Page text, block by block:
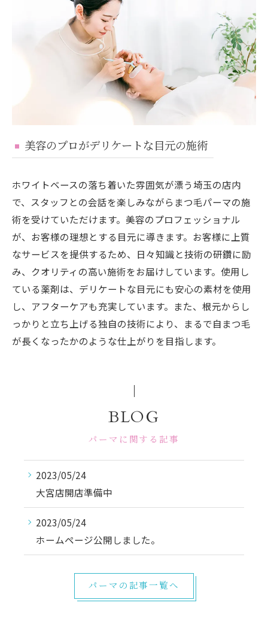
美容のプロがデリケートな目元の施術
ホワイトベースの落ち着いた雰囲気が漂う埼玉の店内
で、スタッフとの会話を楽しみながらまつ毛パーマの施
術を受けていただけます。美容のプロフェッショナル
が、お客様の理想とする目元に導きます。お客様に上質
なサービスを提供するため、日々知識と技術の研鑽に励
み、クオリティの高い施術をお届けしています。使用し
ている薬剤は、デリケートな目元にも安心の素材を使用
し、アフターケアも充実しています。また、根元からし
っかりと立ち上げる独自の技術により、まるで自まつ毛
が長くなったかのような仕上がりを目指します。
パーマに関する記事
BLOG
2023/05/24
大宮店開店準備中
2023/05/24
ホームページ公開しました。
パーマの記事一覧へ